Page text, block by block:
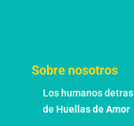
Sobre nosotros
Los humanos detras
de Huellas de Amor